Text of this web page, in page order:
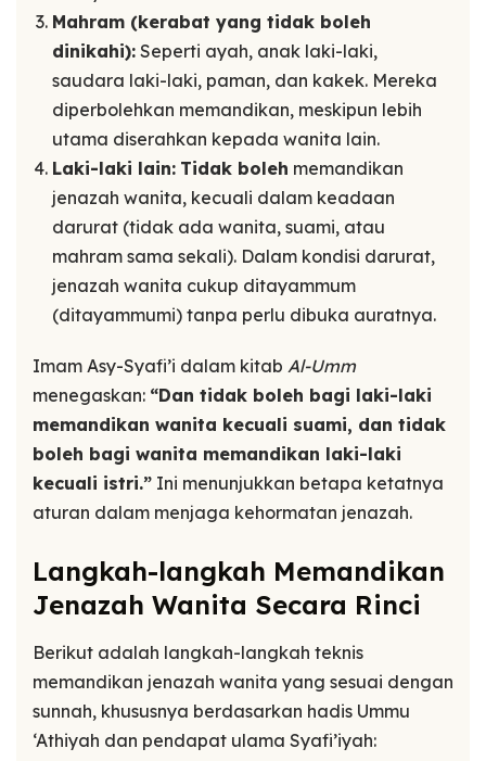
Mahram (kerabat yang tidak boleh
dinikahi): Seperti ayah, anak laki-laki,
saudara laki-laki, paman, dan kakek. Mereka
diperbolehkan memandikan, meskipun lebih
utama diserahkan kepada wanita lain.
Laki-laki lain: Tidak boleh memandikan
jenazah wanita, kecuali dalam keadaan
darurat (tidak ada wanita, suami, atau
mahram sama sekali). Dalam kondisi darurat,
jenazah wanita cukup ditayammum
(ditayammumi) tanpa perlu dibuka auratnya.
Imam Asy-Syafi’i dalam kitab Al-Umm
menegaskan: “Dan tidak boleh bagi laki-laki
memandikan wanita kecuali suami, dan tidak
boleh bagi wanita memandikan laki-laki
kecuali istri.” Ini menunjukkan betapa ketatnya
aturan dalam menjaga kehormatan jenazah.
Langkah-langkah Memandikan
Jenazah Wanita Secara Rinci
Berikut adalah langkah-langkah teknis
memandikan jenazah wanita yang sesuai dengan
sunnah, khususnya berdasarkan hadis Ummu
‘Athiyah dan pendapat ulama Syafi’iyah: